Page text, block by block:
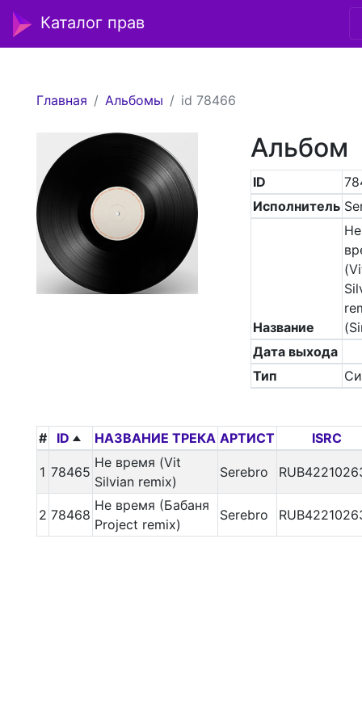
Каталог прав
Главная Альбомы id 78466
Альбом
ID
Исполнитель
Название
Не
Дата выхода
Тип
# ID НАЗВАНИЕ ТРЕКА АРТИСТ ISRC
1 78465
Не время (Vit
Silvian remix)
Serebro
2 78468
Не время (Бабаня
Project remix)
Serebro